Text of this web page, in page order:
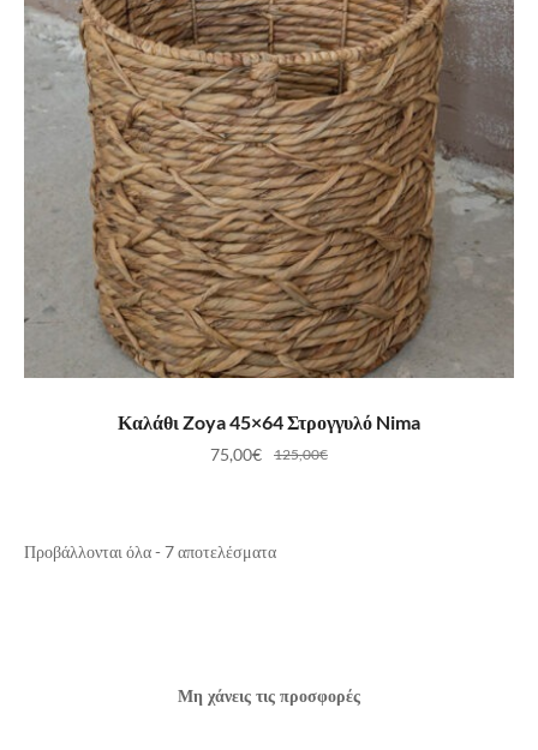
ΠΡΟΣΘΉΚΗ ΣΤΟ ΚΑΛΆΘΙ
Καλάθι Zoya 45×64 Στρογγυλό Nima
125,00€
75,00€
Προβάλλονται όλα - 7 αποτελέσματα
Μη χάνεις τις προσφορές